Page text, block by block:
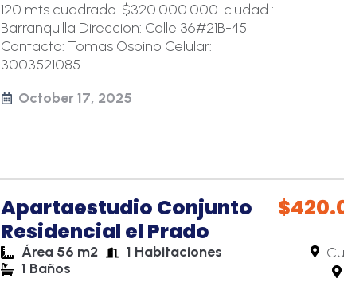
120 mts cuadrado. $320.000.000. ciudad :
Barranquilla Direccion: Calle 36#21B-45
Contacto: Tomas Ospino Celular:
3003521085
October 17, 2025
Apartaestudio Conjunto
Residencial el Prado
Área 56 m2
1 Habitaciones
1 Baños